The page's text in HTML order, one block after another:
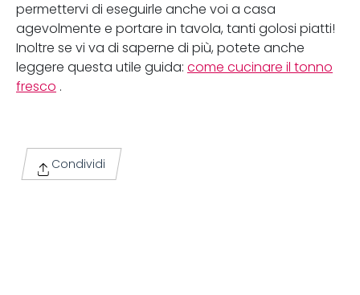
permettervi di eseguirle anche voi a casa
agevolmente e portare in tavola, tanti golosi piatti!
Inoltre se vi va di saperne di più, potete anche
leggere questa utile guida: come cucinare il tonno
fresco .
Condividi